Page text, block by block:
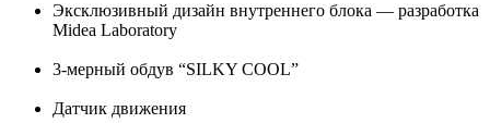
Эксклюзивный дизайн внутреннего блока — разработка
Midea Laboratory
3-мерный обдув “SILKY COOL”
Датчик движения